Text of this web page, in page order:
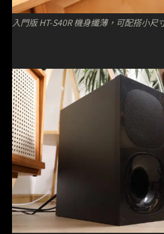
入門版 HT-S40R 機身纖薄，可配搭小尺